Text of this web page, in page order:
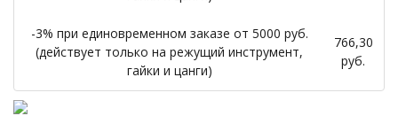
-3% при единовременном заказе от 5000 руб.
(действует только на режущий инструмент,
гайки и цанги)
766,30
руб.